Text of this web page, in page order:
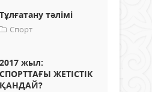
Тұлғатану тәлімі
Спорт
2017 жыл:
СПОРТТАҒЫ ЖЕТІСТІК
ҚАНДАЙ?